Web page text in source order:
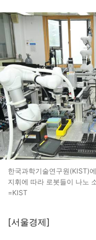
한국과학기술연구원(KIST)
지휘에 따라 로봇들이 나노
=KIST
[서울경제]